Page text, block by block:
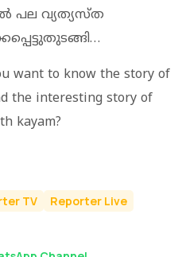
പല വ്യത്യസ്ത
want to know the story of
the interesting story of
kayam?
TV
Reporter Live